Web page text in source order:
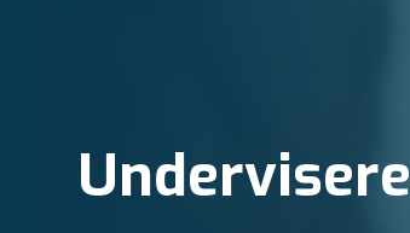
Undervisere